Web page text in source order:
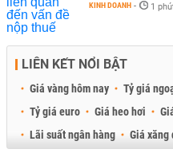
KINH DOANH - 1
LIÊN KẾT NỔI BẬT
Giá vàng hôm nay Tỷ giá
Tỷ giá euro
Giá heo hơi
Lãi suất ngân hàng
Giá xăng